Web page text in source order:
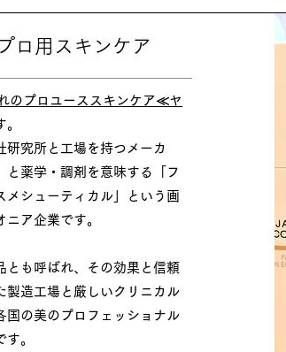
ロ用スキンケア
のプロユーススキンケア≪ヤ
研究所と工場を持つメーカ
と薬学・調剤を意味する「フ
メシューティカル」という画
ア企業です。
とも呼ばれ、その効果と信頼
製造工場と厳しいクリニカル
国の美のプロフェッショナル
。